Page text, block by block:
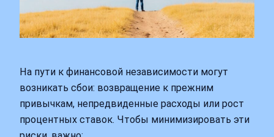
На пути к финансовой независимости могут
возникать сбои: возвращение к прежним
привычкам, непредвиденные расходы или рост
процентных ставок. Чтобы минимизировать эти